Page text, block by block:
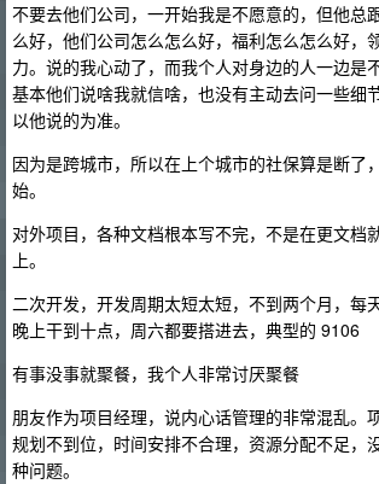
不要去他们公司，一开始我是不愿意的，但他总
么好，他们公司怎么怎么好，福利怎么怎么好，
力。说的我心动了，而我个人对身边的人一边是
基本他们说啥我就信啥，也没有主动去问一些细
以他说的为准。
因为是跨城市，所以在上个城市的社保算是断了
始。
对外项目，各种文档根本写不完，不是在更文档
上。
二次开发，开发周期太短太短，不到两个月，每
晚上干到十点，周六都要搭进去，典型的 9106
有事没事就聚餐，我个人非常讨厌聚餐
朋友作为项目经理，说内心话管理的非常混乱。
规划不到位，时间安排不合理，资源分配不足，
种问题。